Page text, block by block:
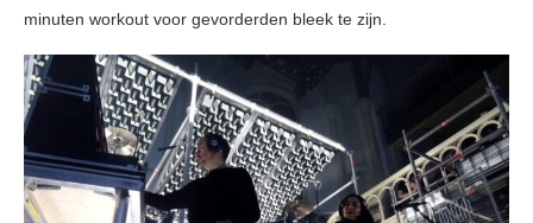
minuten workout voor gevorderden bleek te zijn.